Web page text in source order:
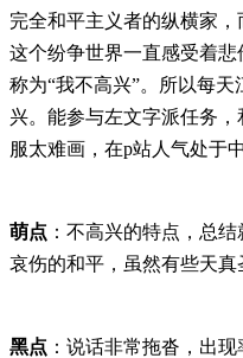
完全和平主义者的纵横家
这个纷争世界一直感受着
称为“我不高兴”。
所以每天
兴。能参与左文字派任务
服太难画，在p站人气处于中
萌点 ：不高兴的特点，总
哀伤的和平，虽然有些天真
黑点 ：说话非常拖沓，出现